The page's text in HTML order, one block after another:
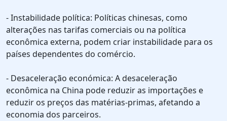
- Instabilidade política: Políticas chinesas, como
alterações nas tarifas comerciais ou na política
econômica externa, podem criar instabilidade para os
países dependentes do comércio.
- Desaceleração económica: A desaceleração
econômica na China pode reduzir as importações e
reduzir os preços das matérias-primas, afetando a
economia dos parceiros.